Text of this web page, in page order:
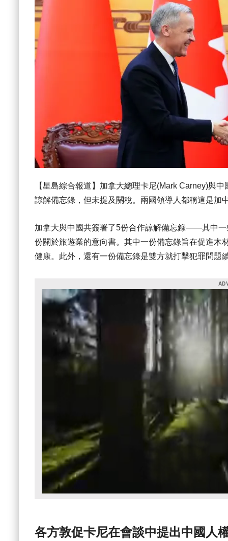
【星島綜合報道】加拿大總理卡尼(Mark Carney)與
諒解備忘錄，但未提及關稅。兩國領導人都稱這是加
加拿大與中國共簽署了5份合作諒解備忘錄——其中
份關於旅遊業的意向書。其中一份備忘錄旨在促進木
健康。此外，還有一份備忘錄是雙方就打擊犯罪問題
各方敦促卡尼在會談中提出中國人